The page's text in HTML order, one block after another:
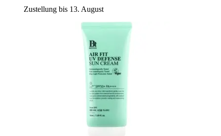
Zustellung bis 13. August